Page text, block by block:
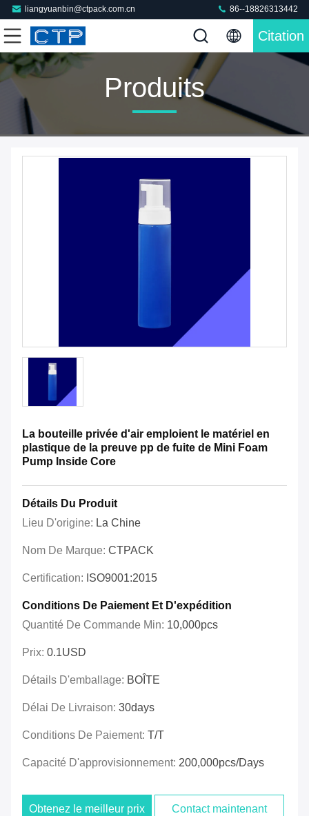
liangyuanbin@ctpack.com.cn 86--18826313442
Citation
Produits
La bouteille privée d'air emploient le matériel en
plastique de la preuve pp de fuite de Mini Foam
Pump Inside Core
Détails Du Produit
Lieu D'origine: La Chine
Nom De Marque: CTPACK
Certification: ISO9001:2015
Conditions De Paiement Et D'expédition
Quantité De Commande Min: 10,000pcs
Prix: 0.1USD
Détails D'emballage: BOÎTE
Délai De Livraison: 30days
Conditions De Paiement: T/T
Capacité D'approvisionnement: 200,000pcs/days
Obtenez le meilleur prix Contact maintenant